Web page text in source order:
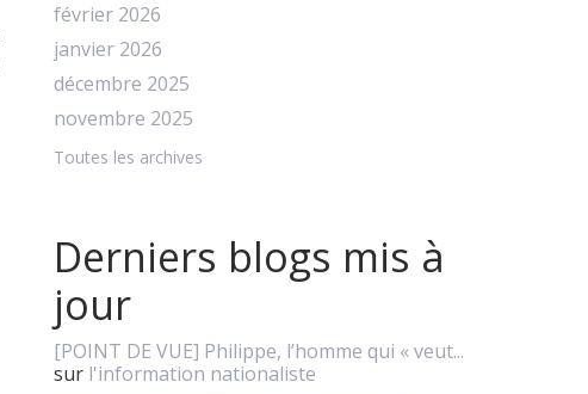
février 2026
janvier 2026
décembre 2025
novembre 2025
Toutes les archives
Derniers blogs mis à
jour
[POINT DE VUE] Philippe, l’homme qui « veut...
sur l'information nationaliste